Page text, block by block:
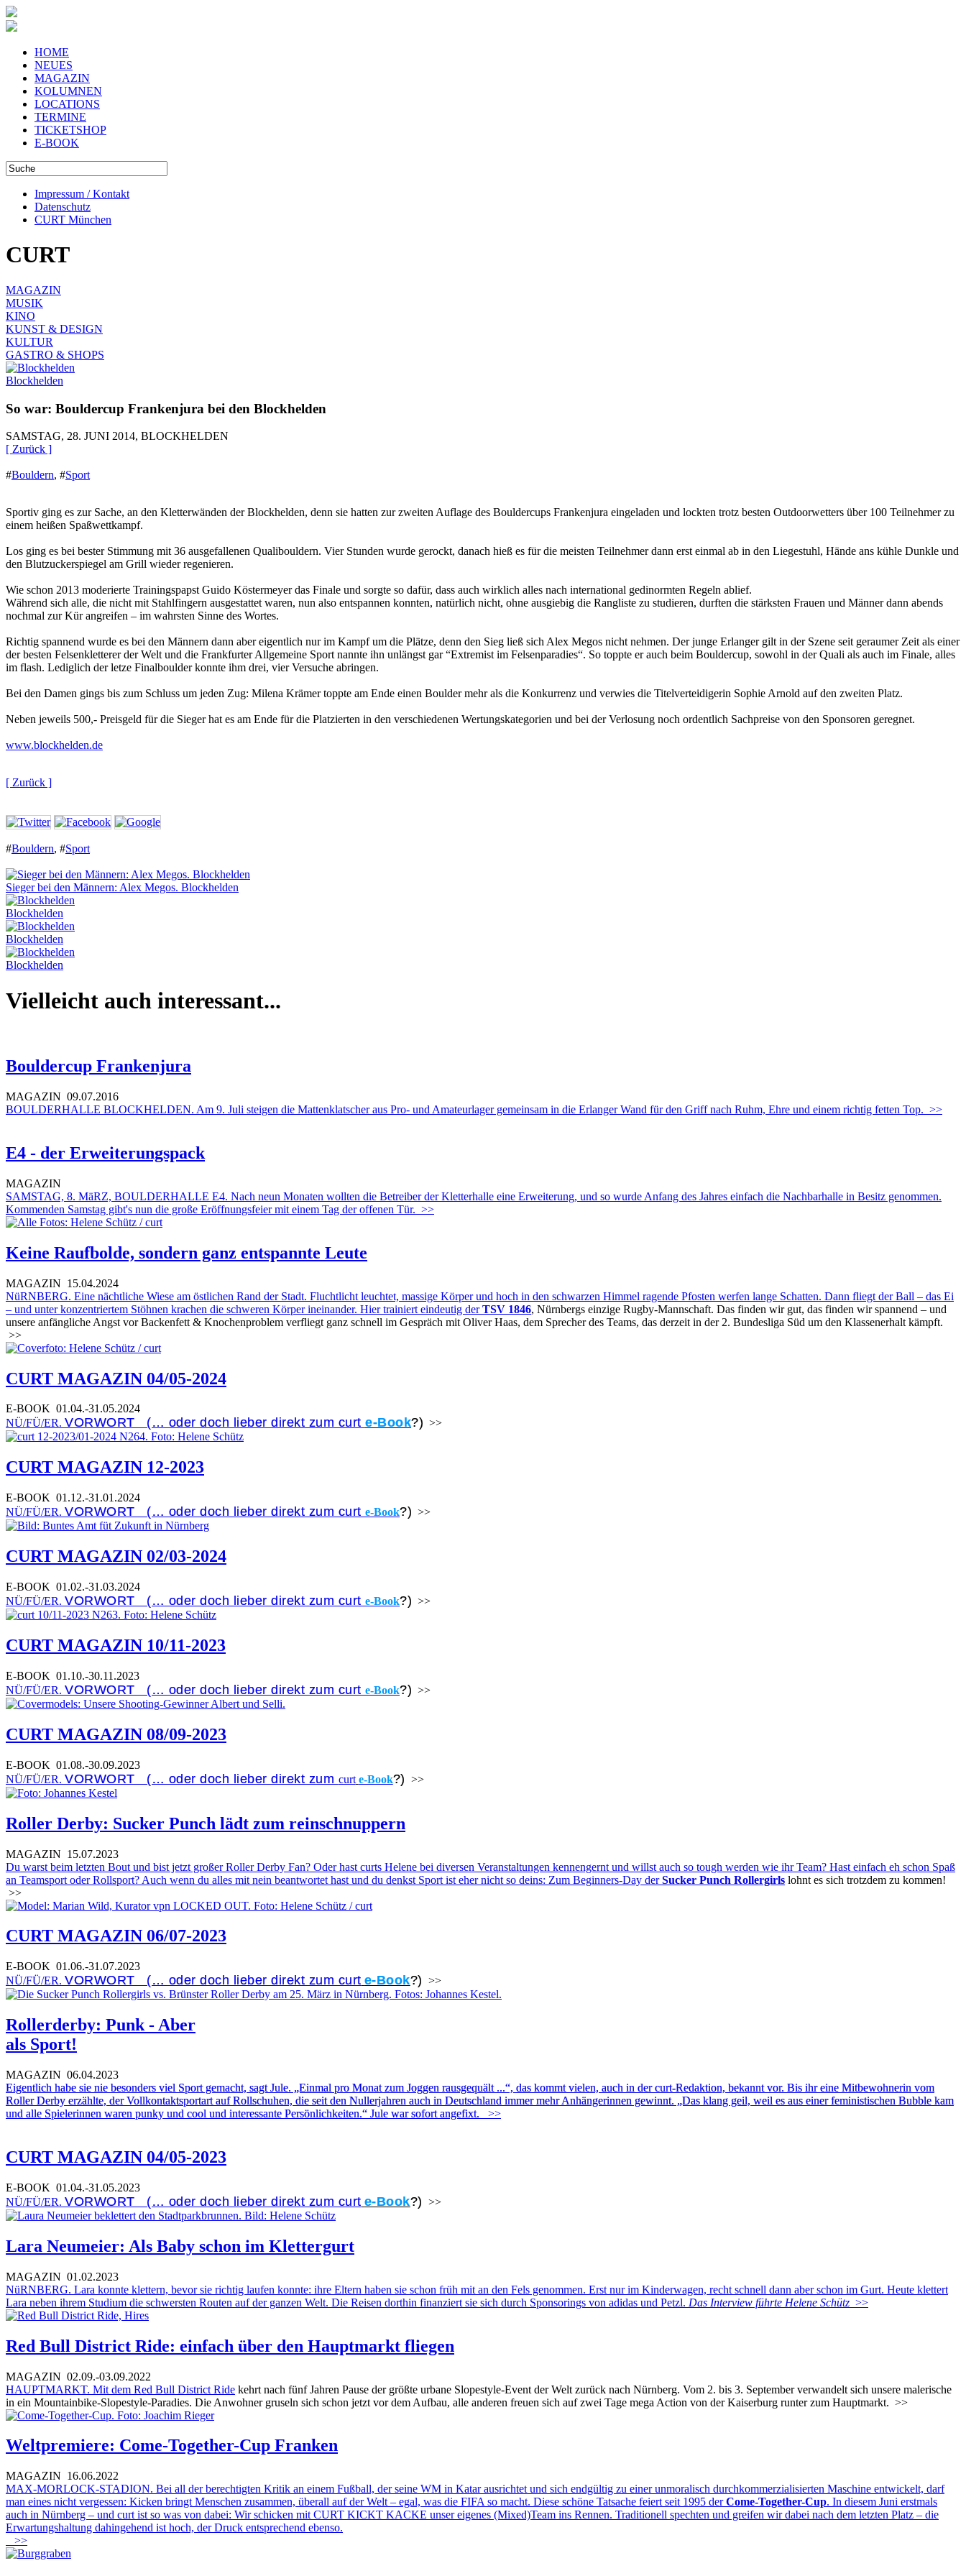
HOME
NEUES
MAGAZIN
KOLUMNEN
LOCATIONS
TERMINE
TICKETSHOP
E-BOOK
Impressum / Kontakt
Datenschutz
CURT München
CURT
MAGAZIN
MUSIK
KINO
KUNST & DESIGN
KULTUR
GASTRO & SHOPS
Blockhelden
So war: Bouldercup Frankenjura bei den Blockhelden
SAMSTAG, 28. JUNI 2014, BLOCKHELDEN
[ Zurück ]
#Bouldern, #Sport
Sportiv ging es zur Sache, an den Kletterwänden der Blockhelden, denn sie hatten zur zweiten Auflage des Bouldercups Frankenjura eingeladen und lockten trotz besten Outdoorwetters über 100 Teilnehmer zu
einem heißen Spaßwettkampf.
Los ging es bei bester Stimmung mit 36 ausgefallenen Qualibouldern. Vier Stunden wurde gerockt, danach hieß es für die meisten Teilnehmer dann erst einmal ab in den Liegestuhl, Hände ans kühle Dunkle und
den Blutzuckerspiegel am Grill wieder regenieren.
Wie schon 2013 moderierte Trainingspapst Guido Köstermeyer das Finale und sorgte so dafür, dass auch wirklich alles nach international gedinormten Regeln ablief.
Während sich alle, die nicht mit Stahlfingern ausgestattet waren, nun also entspannen konnten, natürlich nicht, ohne ausgiebig die Rangliste zu studieren, durften die stärksten Frauen und Männer dann abends
nochmal zur Kür angreifen – im wahrsten Sinne des Wortes.
Richtig spannend wurde es bei den Männern dann aber eigentlich nur im Kampf um die Plätze, denn den Sieg ließ sich Alex Megos nicht nehmen. Der junge Erlanger gilt in der Szene seit geraumer Zeit als einer
der besten Felsenkletterer der Welt und die Frankfurter Allgemeine Sport nannte ihn unlängst gar “Extremist im Felsenparadies“. So toppte er auch beim Bouldercup, sowohl in der Quali als auch im Finale, alles
im flash. Lediglich der letze Finalboulder konnte ihm drei, vier Versuche abringen.
Bei den Damen gings bis zum Schluss um jeden Zug: Milena Krämer toppte am Ende einen Boulder mehr als die Konkurrenz und verwies die Titelverteidigerin Sophie Arnold auf den zweiten Platz.
Neben jeweils 500,- Preisgeld für die Sieger hat es am Ende für die Platzierten in den verschiedenen Wertungskategorien und bei der Verlosung noch ordentlich Sachpreise von den Sponsoren geregnet.
www.blockhelden.de
[ Zurück ]
#Bouldern, #Sport
Sieger bei den Männern: Alex Megos. Blockhelden
Blockhelden
Blockhelden
Blockhelden
Vielleicht auch interessant...
Bouldercup Frankenjura
MAGAZIN 09.07.2016
BOULDERHALLE BLOCKHELDEN. Am 9. Juli steigen die Mattenklatscher aus Pro- und Amateurlager gemeinsam in die Erlanger Wand für den Griff nach Ruhm, Ehre und einem richtig fetten Top. >>
E4 - der Erweiterungspack
MAGAZIN
SAMSTAG, 8. MäRZ, BOULDERHALLE E4. Nach neun Monaten wollten die Betreiber der Kletterhalle eine Erweiterung, und so wurde Anfang des Jahres einfach die Nachbarhalle in Besitz genommen.
Kommenden Samstag gibt's nun die große Eröffnungsfeier mit einem Tag der offenen Tür. >>
Keine Raufbolde, sondern ganz entspannte Leute
MAGAZIN 15.04.2024
NüRNBERG. Eine nächtliche Wiese am östlichen Rand der Stadt. Fluchtlicht leuchtet, massige Körper und hoch in den schwarzen Himmel ragende Pfosten werfen lange Schatten. Dann fliegt der Ball – das Ei
– und unter konzentriertem Stöhnen krachen die schweren Körper ineinander. Hier trainiert eindeutig derTSV 1846, Nürnbergs einzige Rugby-Mannschaft. Das finden wir gut, das finden wir spannend – und
unsere anfängliche Angst vor Backenfett & Knochenproblem verfliegt ganz schnell im Gespräch mit Oliver Haas, dem Sprecher des Teams, das derzeit in der 2. Bundesliga Süd um den Klassenerhalt kämpft.
>>
CURT MAGAZIN 04/05-2024
E-BOOK 01.04.-31.05.2024
NÜ/FÜ/ER. VORWORT (… oder doch lieber direkt zum curt e-Book?) >>
CURT MAGAZIN 12-2023
E-BOOK 01.12.-31.01.2024
NÜ/FÜ/ER. VORWORT (… oder doch lieber direkt zum curt e-Book?) >>
CURT MAGAZIN 02/03-2024
E-BOOK 01.02.-31.03.2024
NÜ/FÜ/ER. VORWORT (… oder doch lieber direkt zum curt e-Book?) >>
CURT MAGAZIN 10/11-2023
E-BOOK 01.10.-30.11.2023
NÜ/FÜ/ER. VORWORT (… oder doch lieber direkt zum curt e-Book?) >>
CURT MAGAZIN 08/09-2023
E-BOOK 01.08.-30.09.2023
NÜ/FÜ/ER. VORWORT (… oder doch lieber direkt zum curt e-Book?) >>
Roller Derby: Sucker Punch lädt zum reinschnuppern
MAGAZIN 15.07.2023
Du warst beim letzten Bout und bist jetzt großer Roller Derby Fan? Oder hast curts Helene bei diversen Veranstaltungen kennengernt und willst auch so tough werden wie ihr Team? Hast einfach eh schon Spaß
an Teamsport oder Rollsport? Auch wenn du alles mit nein beantwortet hast und du denkst Sport ist eher nicht so deins: Zum Beginners-Day derSucker Punch Rollergirls lohnt es sich trotzdem zu kommen!
>>
CURT MAGAZIN 06/07-2023
E-BOOK 01.06.-31.07.2023
NÜ/FÜ/ER. VORWORT (… oder doch lieber direkt zum curt e-Book?) >>
Rollerderby: Punk - Aber
als Sport!
MAGAZIN 06.04.2023
Eigentlich habe sie nie besonders viel Sport gemacht, sagt Jule. „Einmal pro Monat zum Joggen rausgequält ...“, das kommt vielen, auch in der curt-Redaktion, bekannt vor. Bis ihr eine Mitbewohnerin vom
Roller Derby erzählte, der Vollkontaktsportart auf Rollschuhen, die seit den Nullerjahren auch in Deutschland immer mehr Anhängerinnen gewinnt. „Das klang geil, weil es aus einer feministischen Bubble kam
und alle Spielerinnen waren punky und cool und interessante Persönlichkeiten.“ Jule war sofort angefixt.
>>
CURT MAGAZIN 04/05-2023
E-BOOK 01.04.-31.05.2023
NÜ/FÜ/ER. VORWORT (… oder doch lieber direkt zum curt e-Book?) >>
Lara Neumeier: Als Baby schon im Klettergurt
MAGAZIN 01.02.2023
NüRNBERG. Lara konnte klettern, bevor sie richtig laufen konnte: ihre Eltern haben sie schon früh mit an den Fels genommen. Erst nur im Kinderwagen, recht schnell dann aber schon im Gurt. Heute klettert
Lara neben ihrem Studium die schwersten Routen auf der ganzen Welt. Die Reisen dorthin finanziert sie sich durch Sponsorings von adidas und Petzl. Das Interview führte Helene Schütz >>
Red Bull District Ride: einfach über den Hauptmarkt fliegen
MAGAZIN 02.09.-03.09.2022
HAUPTMARKT. Mit dem Red Bull District Ride kehrt nach fünf Jahren Pause der größte urbane Slopestyle-Event der Welt zurück nach Nürnberg. Vom 2. bis 3. September verwandelt sich unsere malerische
in ein Mountainbike-Slopestyle-Paradies. Die Anwohner gruseln sich schon jetzt vor dem Aufbau, alle anderen freuen sich auf zwei Tage mega Action von der Kaiserburg runter zum Hauptmarkt. >>
Weltpremiere: Come-Together-Cup Franken
MAGAZIN 16.06.2022
MAX-MORLOCK-STADION. Bei all der berechtigten Kritik an einem Fußball, der seine WM in Katar ausrichtet und sich endgültig zu einer unmoralisch durchkommerzialisierten Maschine entwickelt, darf
man eines nicht vergessen: Kicken bringt Menschen zusammen, überall auf der Welt – egal, was die FIFA so macht. Diese schöne Tatsache feiert seit 1995 derCome-Together-Cup. In diesem Juni erstmals
auch in Nürnberg – und curt ist so was von dabei: Wir schicken mit CURT KICKT KACKE unser eigenes (Mixed)Team ins Rennen. Traditionell spechten und greifen wir dabei nach dem letzten Platz – die
Erwartungshaltung dahingehend ist hoch, der Druck entsprechend ebenso.
>>